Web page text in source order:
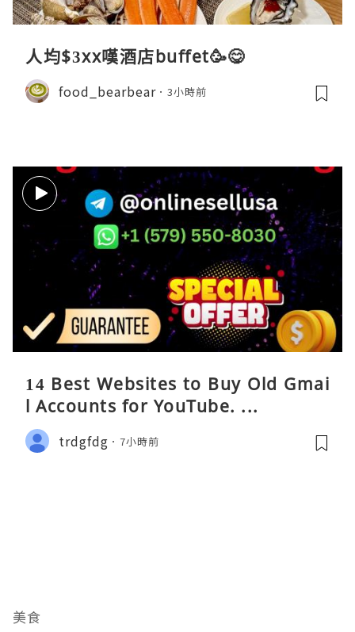
人均$3xx嘆酒店buffet🥳😋
food_bearbear 3小時前
14 Best Websites to Buy Old Gmai
l Accounts for YouTube. ...
trdgfdg 7小時前
美食